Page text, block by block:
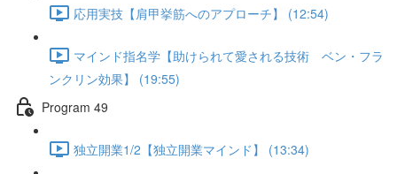
応用実技【肩甲挙筋へのアプローチ】 (12:54)
マインド指名学【助けられて愛される技術 ベン・フラ
ンクリン効果】 (19:55)
Program 49
独立開業1/2【独立開業マインド】 (13:34)